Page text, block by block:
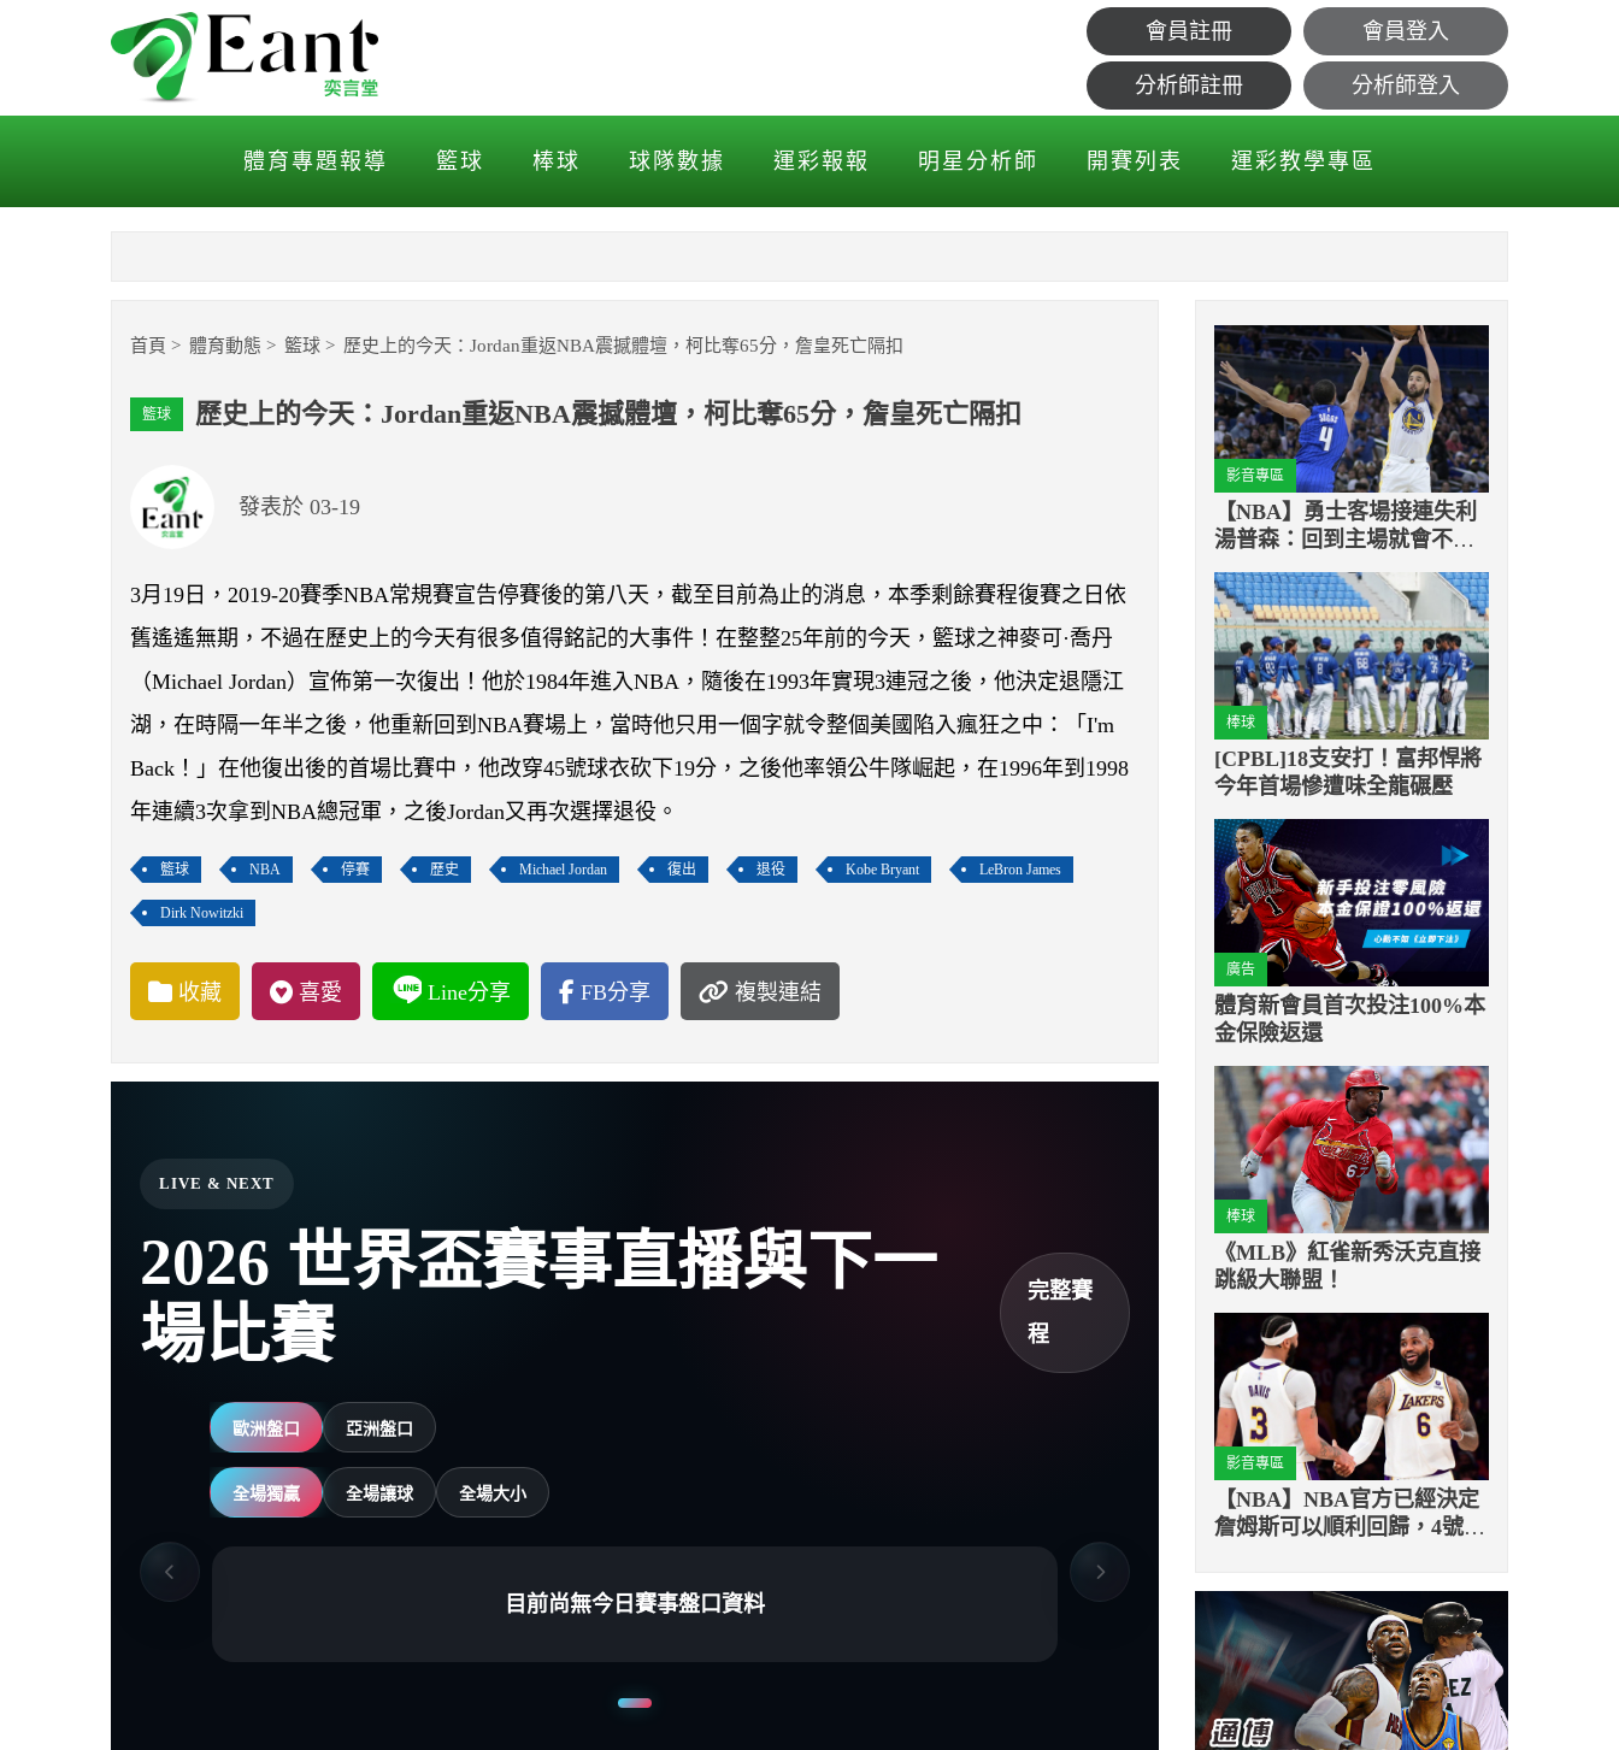
歷史上的今天：Jordan重返NBA震撼體壇，柯比奪65分，詹皇死亡隔扣
會員註冊 會員登入
分析師註冊 分析師登入
體育專題報導 籃球 棒球 球隊數據 運彩報報 明星分析師 開賽列表 運彩教學專區
首頁 體育動態 籃球 歷史上的今天：Jordan重返NBA震撼體壇，柯比奪65分，詹皇死亡隔扣
籃球 歷史上的今天：Jordan重返NBA震撼體壇，柯比奪65分，詹皇死亡隔扣
發表於 03-19
3月19日，2019-20賽季NBA常規賽宣告停賽後的第八天，截至目前為止的消息，本季剩餘賽程復賽之日依
舊遙遙無期，不過在歷史上的今天有很多值得銘記的大事件！在整整25年前的今天，籃球之神麥可·喬丹
（Michael Jordan）宣佈第一次復出！他於1984年進入NBA，隨後在1993年實現3連冠之後，他決定退隱江
湖，在時隔一年半之後，他重新回到NBA賽場上，當時他只用一個字就令整個美國陷入瘋狂之中：「I'm
Back！」在他復出後的首場比賽中，他改穿45號球衣砍下19分，之後他率領公牛隊崛起，在1996年到1998
年連續3次拿到NBA總冠軍，之後Jordan又再次選擇退役。
籃球 NBA 停賽 歷史 Michael Jordan 復出 退役 Kobe Bryant LeBron James
Dirk Nowitzki
收藏 喜愛 Line分享 FB分享 複製連結
LIVE & NEXT
2026 世界盃賽事直播與下一
場比賽
完整賽
程
歐洲盤口 亞洲盤口
全場獨贏 全場讓球 全場大小
目前尚無今日賽事盤口資料
影音專區
【NBA】勇士客場接連失利
湯普森：回到主場就會不一
樣了
棒球
[CPBL]18支安打！富邦悍將
今年首場慘遭味全龍碾壓
廣告
體育新會員首次投注100%本
金保險返還
棒球
《MLB》紅雀新秀沃克直接
跳級大聯盟！
影音專區
【NBA】NBA官方已經決定
詹姆斯可以順利回歸，4號將